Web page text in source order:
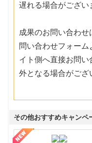
遅れる場合がござい
成果のお問い合わ
問い合わせフォー
イト側へ直接お問い
外となる場合がござ
その他おすすめキャンペ